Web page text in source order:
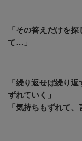
「その答えだけを
て…」
「繰り返せば繰り
ずれていく」
「気持ちもずれて